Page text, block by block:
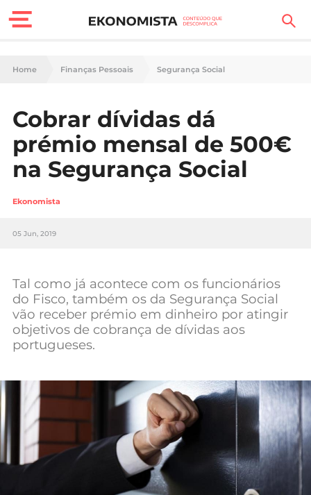
Finanças Pessoais
Carreira
Casa
Lifestyle
Sociedade
Negócios
Mundial 2026
Home Finanças Pessoais Segurança Social
Cobrar dívidas dá
prémio mensal de 500€
na Segurança Social
Ekonomista
05 Jun, 2019
Tal como já acontece com os funcionários
do Fisco, também os da Segurança Social
vão receber prémio em dinheiro por atingir
objetivos de cobrança de dívidas aos
portugueses.